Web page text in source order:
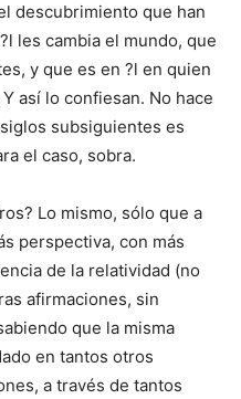
descubrimiento que han
les cambia el mundo, que
y que es en ?l en quien
así lo confiesan. No hace
subsiguientes es
el caso, sobra.
Lo mismo, sólo que a
perspectiva, con más
de la relatividad (no
afirmaciones, sin
que la misma
en tantos otros
a través de tantos